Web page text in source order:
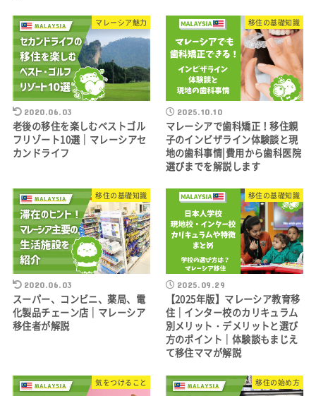
マレーシア魅力
2020.06.03
老後の移住を楽しむベストゴル
フリゾート10選｜マレーシアセ
カンドライフ
移住の基礎知識
2025.10.10
マレーシアで歯科矯正！移住親
子のインビザライン体験談と現
地の歯科事情|費用から歯科医院
選びまでを解説します
移住の基礎知識
2020.06.03
スーパー、コンビニ、薬局、電
化製品チェーン店｜マレーシア
移住者が解説
移住の基礎知識
2025.09.29
【2025年版】マレーシア教育移
住｜インター校のカリキュラム
別メリット・デメリットと選び
方のポイント｜体験談もまじえ
て移住ママが解説
気をつけること 移住の始め方